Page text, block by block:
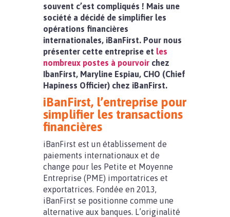
souvent c’est compliqués ! Mais une
société a décidé de simplifier les
opérations financières
internationales, iBanFirst. Pour nous
présenter cette entreprise et les
nombreux postes à pourvoir chez
IbanFirst, Maryline Espiau, CHO (Chief
Hapiness Officier) chez iBanFirst.
iBanFirst, l’entreprise pour
simplifier les transactions
financières
iBanFirst est un établissement de
paiements internationaux et de
change pour les Petite et Moyenne
Entreprise (PME) importatrices et
exportatrices. Fondée en 2013,
iBanFirst se positionne comme une
alternative aux banques. L’originalité